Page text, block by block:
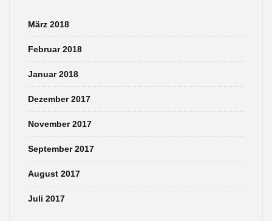
März 2018
Februar 2018
Januar 2018
Dezember 2017
November 2017
September 2017
August 2017
Juli 2017